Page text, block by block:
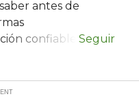
antes de
confiable.